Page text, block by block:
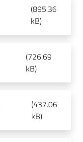
(895.36
kB)
(726.69
kB)
(437.06
kB)